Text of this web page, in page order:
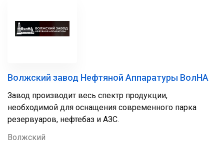
Волжский завод Нефтяной Аппаратуры ВолНА
Завод производит весь спектр продукции,
необходимой для оснащения современного парка
резервуаров, нефтебаз и АЗС.
Волжский